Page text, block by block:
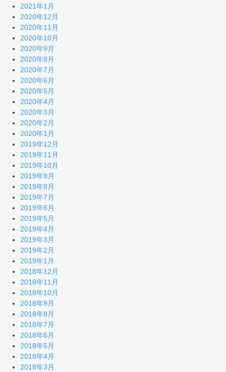
2021年1月
2020年12月
2020年11月
2020年10月
2020年9月
2020年8月
2020年7月
2020年6月
2020年5月
2020年4月
2020年3月
2020年2月
2020年1月
2019年12月
2019年11月
2019年10月
2019年9月
2019年8月
2019年7月
2019年6月
2019年5月
2019年4月
2019年3月
2019年2月
2019年1月
2018年12月
2018年11月
2018年10月
2018年9月
2018年8月
2018年7月
2018年6月
2018年5月
2018年4月
2018年3月